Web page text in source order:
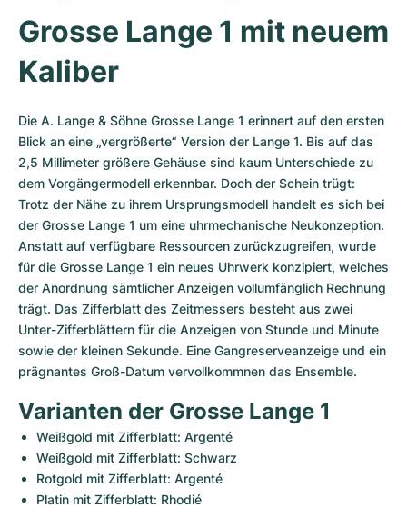
Grosse Lange 1 mit neuem
Kaliber
Die A. Lange & Söhne Grosse Lange 1 erinnert auf den ersten
Blick an eine „vergrößerte“ Version der Lange 1. Bis auf das
2,5 Millimeter größere Gehäuse sind kaum Unterschiede zu
dem Vorgängermodell erkennbar. Doch der Schein trügt:
Trotz der Nähe zu ihrem Ursprungsmodell handelt es sich bei
der Grosse Lange 1 um eine uhrmechanische Neukonzeption.
Anstatt auf verfügbare Ressourcen zurückzugreifen, wurde
für die Grosse Lange 1 ein neues Uhrwerk konzipiert, welches
der Anordnung sämtlicher Anzeigen vollumfänglich Rechnung
trägt. Das Zifferblatt des Zeitmessers besteht aus zwei
Unter-Zifferblättern für die Anzeigen von Stunde und Minute
sowie der kleinen Sekunde. Eine Gangreserveanzeige und ein
prägnantes Groß-Datum vervollkommnen das Ensemble.
Varianten der Grosse Lange 1
Weißgold mit Zifferblatt: Argenté
Weißgold mit Zifferblatt: Schwarz
Rotgold mit Zifferblatt: Argenté
Platin mit Zifferblatt: Rhodié